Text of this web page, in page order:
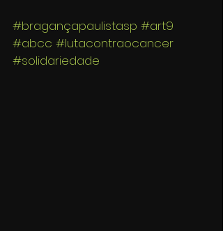
#bragançapaulistasp #art9
#abcc #lutacontraocancer
#solidariedade